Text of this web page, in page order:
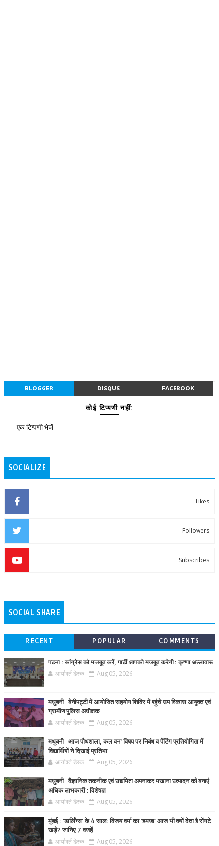
BLOGGER DISQUS FACEBOOK
कोई टिप्पणी नहीं:
एक टिप्पणी भेजें
SOCIALIZE
Likes
Followers
Subscribes
SOCIAL SHARE
RECENT POPULAR COMMENTS
पटना : कांग्रेस को मजबूत करें, पार्टी आपको मजबूत करेगी : कृष्णा अल्लावारू
आर्यावर्त डेस्क Aug 05, 2026
मधुबनी : बेनीपट्टी में आयोजित सहयोग शिविर में पहुंचे उप विकास आयुक्त एवं
ग्रामीण पुलिस अधीक्षक
आर्यावर्त डेस्क Aug 05, 2026
मधुबनी : आज पौधशाला, कल वन' विषय पर निबंध व पेंटिंग प्रतियोगिता में
विद्यार्थियों ने दिखाई प्रतिभा
आर्यावर्त डेस्क Aug 05, 2026
मधुबनी : वैज्ञानिक तकनीक एवं उद्यमिता अपनाकर मखाना उत्पादन को बनाएं
अधिक लाभकारी : विशेषज्ञ
आर्यावर्त डेस्क Aug 05, 2026
मुंबई : 'डार्लिंग्स' के 4 साल: विजय वर्मा का 'हमज़ा' आज भी क्यों देता है रोंगटे
खड़े? जानिए 7 वजहें
आर्यावर्त डेस्क Aug 05, 2026